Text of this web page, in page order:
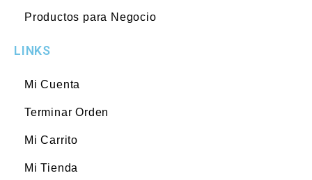
Productos para Negocio
LINKS
Mi Cuenta
Terminar Orden
Mi Carrito
Mi Tienda